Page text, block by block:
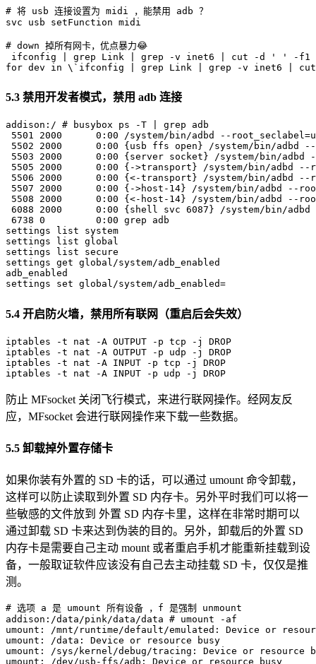
# 将 usb 连接设置为 midi ，能禁用 adb ？
svc usb setFunction midi
# down 掉所有网卡，优点暴力😂
ifconfig
grep Link grep -v inet6 cut -d ' '
-f1
for dev in \ ` ifconfig grep Link grep -v inet6 cut
5.3 禁用开发者模式，禁用 adb 连接
addison:/ # busybox ps -T | grep adb
5501
2000 0 :00 /system/bin/adbd --root_seclabel=
5502
2000 0 :00 { usb ffs open } /system/bin/adbd
5503
2000 0 :00 { server socket } /system/bin/adbd
5505
2000 0 :00 { ->transport } /system/bin/adbd
--
5506
2000 0 :00 { <-transport } /system/bin/adbd
--
5507
2000 0 :00 { ->host-14} /system/bin/adbd
--
5508
2000 0 :00 { <-host-14} /system/bin/adbd
--
6088
2000 0 :00 { shell svc 6087 } /system/bin/adbd
6738 0 0 :00 grep adb
settings list system
settings list global
settings list secure
settings get global/system/adb_enabled
adb_enabled
settings set global/system/adb_enabled=
5.4 开启防火墙，禁用所有联网（重启后会失效）
iptables -t nat -A OUTPUT -p tcp -j DROP
iptables -t nat -A OUTPUT -p udp -j DROP
iptables -t nat -A INPUT -p tcp -j DROP
iptables -t nat -A INPUT -p udp -j DROP
防止 MFsocket 关闭飞行模式，来进行联网操作。经网友反
应，MFsocket 会进行联网操作来下载一些数据。
5.5 卸载掉外置存储卡
如果你装有外置的 SD 卡的话，可以通过 umount 命令卸载，
这样可以防止读取到外置 SD 内存卡。另外平时我们可以将一
些敏感的文件放到 外置 SD 内存卡里，这样在非常时期可以
通过卸载 SD 卡来达到伪装的目的。另外，卸载后的外置 SD
内存卡是需要自己主动 mount 或者重启手机才能重新挂载到设
备，一般取证软件应该没有自己去主动挂载 SD 卡，仅仅是推
测。
# 选项 a 是 umount 所有设备 ，f 是强制 unmount
addison:/data/pink/data/data # umount -af
umount: /mnt/runtime/default/emulated: Device or
umount: /data: Device or resource busy
umount: /sys/kernel/debug/tracing: Device or resource
umount: /dev/usb-ffs/adb: Device or resource busy